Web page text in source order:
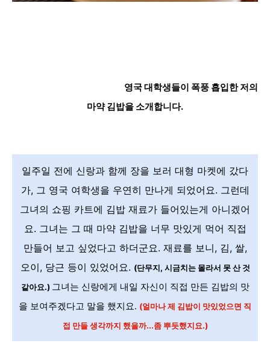
영국 대학생들이 폭풍 흡입한저의
마약 김밥을 소개합니다.
일주일 전에 신랑과 함께 장을 보러 대형 마켓에 갔다
가, 그 영국 여학생을 우연히 만나게 되었어요. 그런데
그녀의 쇼핑 카트에 김밥 재료가 들어있는게 아니겠어
요. 그녀는 그 때 마약 김밥을 너무 맛있게 먹어 직접
만들어 보고 싶었다고 하더군요. 재료를 보니, 김, 쌀,
오이, 당근 등이 있었어요. (단무지, 시금치는 몰라서 못 산 것
같아요.) 그녀는 신랑에게 내일 자신이 직접 만든 김밥의 맛
을 보여주겠다고 말을 했지요. (얼마나 제 김밥이 맛있었으면 직
접 만들 생각까지 했을까...좀 뿌듯했지요.)